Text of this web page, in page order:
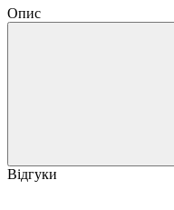
Опис
Відгуки